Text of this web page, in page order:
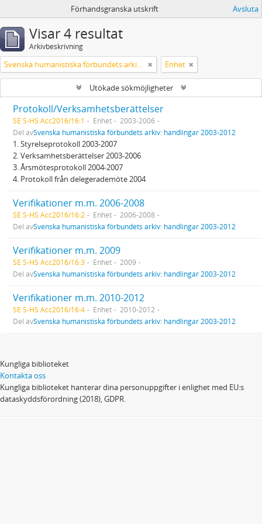
Förhandsgranska utskrift Avsluta
Visar 4 resultat
Arkivbeskrivning
Svenska humanistiska förbundets arkiv: handlingar 2003-2012 Enhet
Utökade sökmöjligheter
Protokoll/Verksamhetsberättelser
SE S-HS Acc2016/16:1 Enhet
2003-2006
Del avSvenska humanistiska förbundets arkiv: handlingar 2003-2012
1. Styrelseprotokoll 2003-2007
2. Verksamhetsberättelser 2003-2006
3. Årsmötesprotokoll 2004-2007
4. Protokoll från delegerademöte 2004
Verifikationer m.m. 2006-2008
SE S-HS Acc2016/16:2 Enhet
2006-2008
Del avSvenska humanistiska förbundets arkiv: handlingar 2003-2012
Verifikationer m.m. 2009
SE S-HS Acc2016/16:3 Enhet
2009
Del avSvenska humanistiska förbundets arkiv: handlingar 2003-2012
Verifikationer m.m. 2010-2012
SE S-HS Acc2016/16:4 Enhet
2010-2012
Del avSvenska humanistiska förbundets arkiv: handlingar 2003-2012
Kungliga biblioteket
Kontakta oss
Kungliga biblioteket hanterar dina personuppgifter i enlighet med EU:s
dataskyddsförordning (2018), GDPR.